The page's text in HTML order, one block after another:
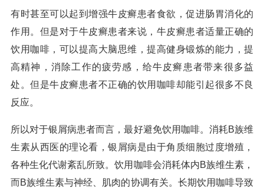
有时甚至可以起到增强牛皮癣患者食欲，促进肠胃消化的
作用。但是对于牛皮癣患者来说，牛皮癣患者适量正确的
饮用咖啡，可以提高大脑思维，提高健身锻炼的能力，提
高精神，消除工作的疲劳感，给牛皮癣患者带来很多益
处。但是牛皮癣患者不正确的饮用咖啡却能引起很多不良
反应。
所以对于银屑病患者而言，最好避免饮用咖啡。消耗B族维
生素从西医的理论看，银屑病是由于角质细胞过度增殖，
各种生化代谢紊乱所致。饮用咖啡会消耗体内B族维生素，
而B族维生素与神经、肌肉的协调有关。长期饮用咖啡导致